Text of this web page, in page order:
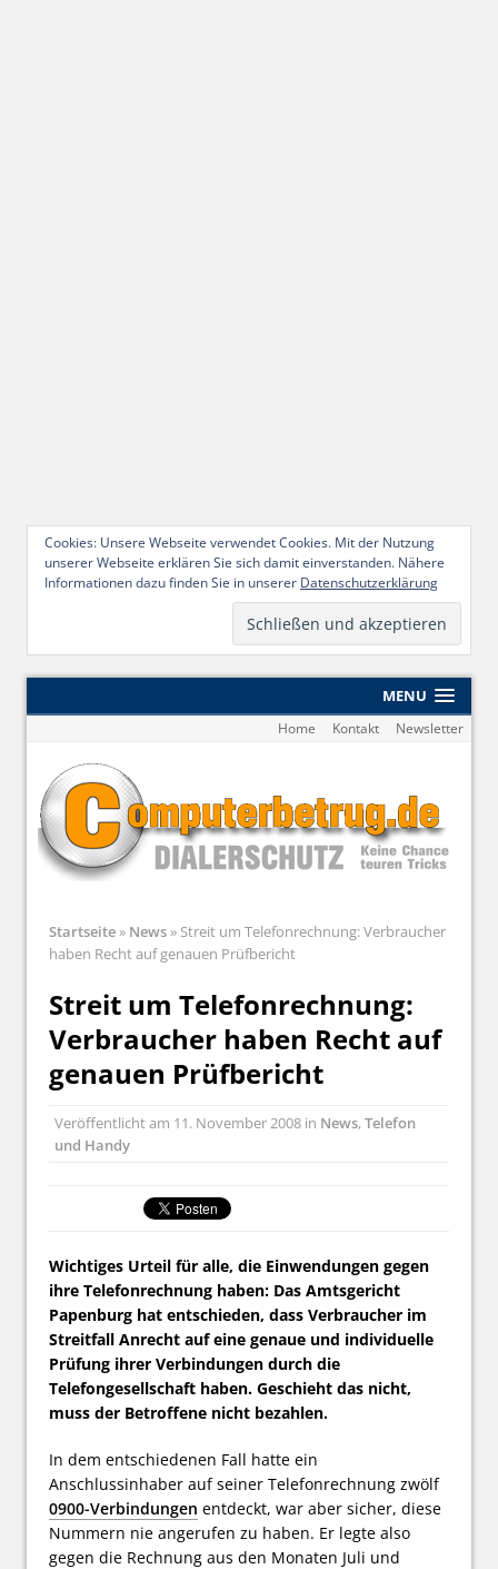
Cookies: Unsere Webseite verwendet Cookies. Mit der Nutzung
unserer Webseite erklären Sie sich damit einverstanden. Nähere
Informationen dazu finden Sie in unserer Datenschutzerklärung
MENU
Home Kontakt Newsletter
Startseite» News» Streit um Telefonrechnung: Verbraucher
haben Recht auf genauen Prüfbericht
Streit um Telefonrechnung:
Verbraucher haben Recht auf
genauen Prüfbericht
Veröffentlicht am 11. November 2008 in News,Telefon
und Handy
Wichtiges Urteil für alle, die Einwendungen gegen
ihre Telefonrechnung haben: Das Amtsgericht
Papenburg hat entschieden, dass Verbraucher im
Streitfall Anrecht auf eine genaue und individuelle
Prüfung ihrer Verbindungen durch die
Telefongesellschaft haben. Geschieht das nicht,
muss der Betroffene nicht bezahlen.
In dem entschiedenen Fall hatte ein
Anschlussinhaber auf seiner Telefonrechnung zwölf
0900-Verbindungen entdeckt, war aber sicher, diese
Nummern nie angerufen zu haben. Er legte also
gegen die Rechnung aus den Monaten Juli und